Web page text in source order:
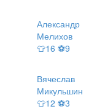
Александр
Мелихов
👕16 ⚽9
Вячеслав
Микульшин
👕12 ⚽3